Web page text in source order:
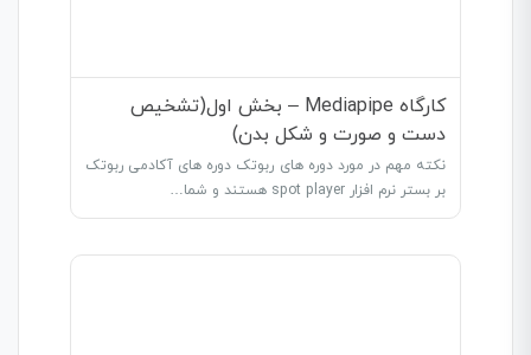
کارگاه Mediapipe – بخش اول(تشخیص
دست و صورت و شکل بدن)
نکته مهم در مورد دوره های ربوتک دوره های آکادمی ربوتک
بر بستر نرم افزار spot player هستند و شما…